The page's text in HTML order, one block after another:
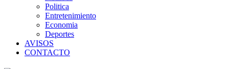
Politica
Entretenimiento
Economia
Deportes
AVISOS
CONTACTO